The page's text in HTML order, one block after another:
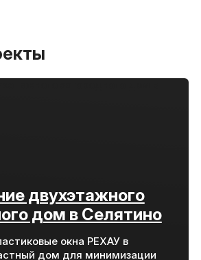
двухэтажного
дом в Селятино
окна РЕХАУ в
дом для минимизации